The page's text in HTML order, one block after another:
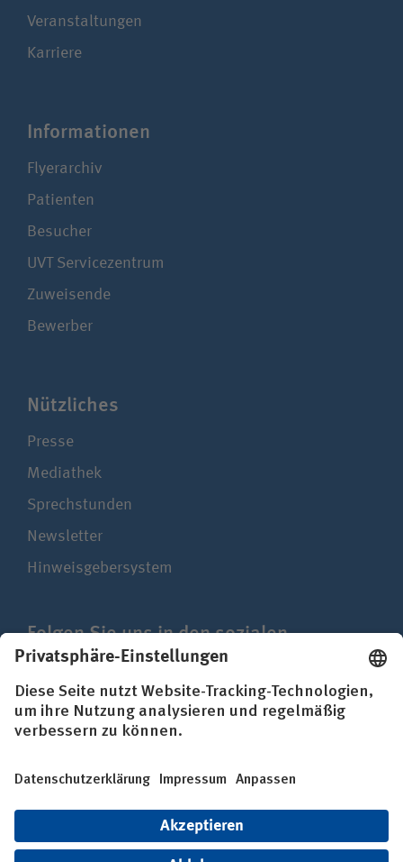
Veranstaltungen
Karriere
Infor­ma­tionen
Flyerarchiv
Patienten
Besucher
UVT Service­zentrum
Zuweisende
Bewerber
Nützliches
Presse
Mediathek
Sprechstunden
Newsletter
Hinweisgebersystem
Folgen Sie uns in den sozialen
Netzwerken
Impressum
Datenschutz
Erklärung zur Barrierefreiheit